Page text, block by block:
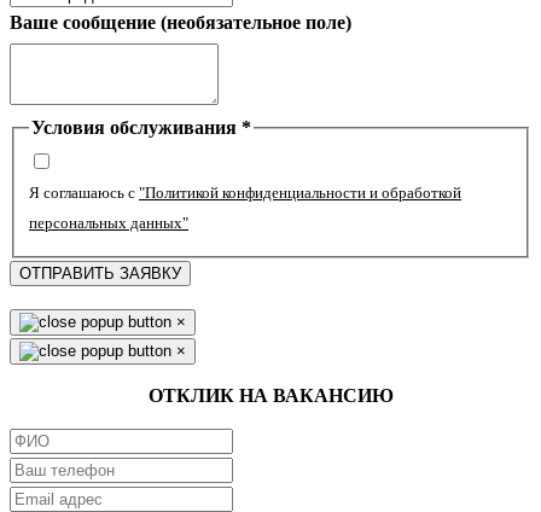
Ваше сообщение (необязательное поле)
Условия обслуживания *
Я соглашаюсь с "Политикой конфиденциальности и обработкой
персональных данных"
ОТПРАВИТЬ ЗАЯВКУ
×
×
ОТКЛИК НА ВАКАНСИЮ